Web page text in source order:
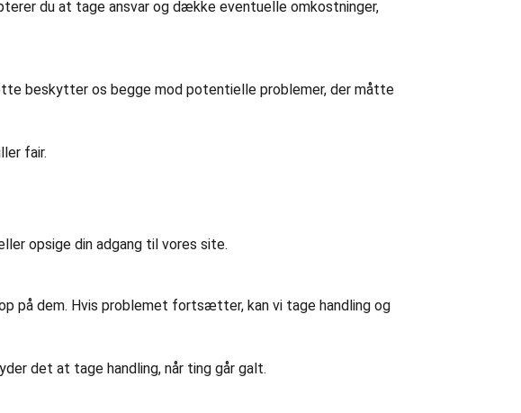
du at tage ansvar og dække eventuelle omkostninger,
beskytter os begge mod potentielle problemer, der måtte
fair.
opsige din adgang til vores site.
på dem. Hvis problemet fortsætter, kan vi tage handling og
det at tage handling, når ting går galt.